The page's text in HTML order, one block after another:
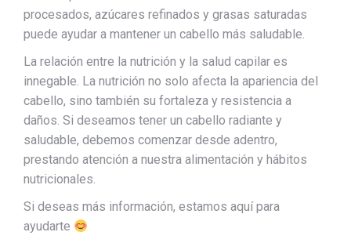
procesados, azúcares refinados y grasas saturadas
puede ayudar a mantener un cabello más saludable.
La relación entre la nutrición y la salud capilar es
innegable. La nutrición no solo afecta la apariencia del
cabello, sino también su fortaleza y resistencia a
daños. Si deseamos tener un cabello radiante y
saludable, debemos comenzar desde adentro,
prestando atención a nuestra alimentación y hábitos
nutricionales.
Si deseas más información, estamos aquí para
ayudarte